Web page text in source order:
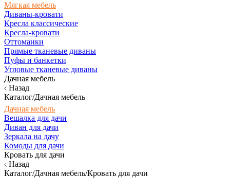
Мягкая мебель
Диваны-кровати
Кресла классические
Кресла-кровати
Оттоманки
Прямые тканевые диваны
Пуфы и банкетки
Угловые тканевые диваны
Дачная мебель
Назад
Каталог/Дачная мебель
Дачная мебель
Вешалка для дачи
Диван для дачи
Зеркала на дачу
Комоды для дачи
Кровать для дачи
Назад
Каталог/Дачная мебель/Кровать для дачи